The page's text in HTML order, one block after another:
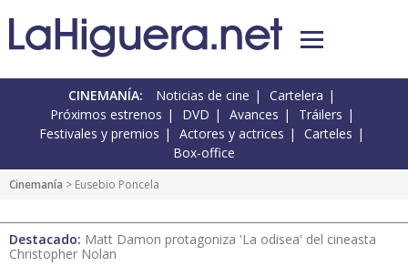
CINEMANÍA: Noticias de cine
Cartelera
Próximos estrenos
DVD Avances
Tráilers
Festivales y premios
Actores y actrices
Carteles
Box-office
Cinemanía > Eusebio Poncela
Destacado: Matt Damon protagoniza 'La odisea' del cineasta
Christopher Nolan